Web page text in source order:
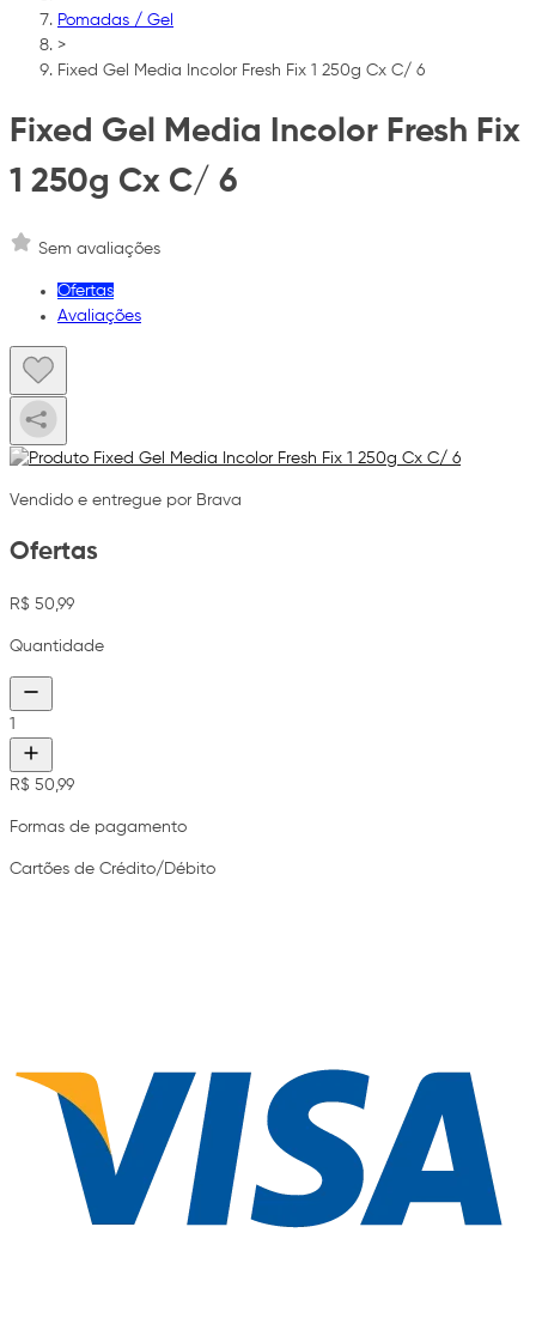
Pomadas / Gel
>
Fixed Gel Media Incolor Fresh Fix 1 250g Cx C/ 6
Fixed Gel Media Incolor Fresh Fix
1 250g Cx C/ 6
Sem avaliações
Ofertas
Avaliações
Vendido e entregue por Brava
Ofertas
R$ 50,99
Quantidade
1
R$ 50,99
Formas de pagamento
Cartões de Crédito/Débito